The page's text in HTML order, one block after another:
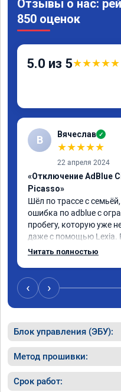
Отзывы о нас:
850 оценок
5.0 из 5★★★★★
В Вячеслав ✓
★★★★★
22 апреля 2024
«Отключение AdBlue
Picasso»
Шёл по трассе с
ошибка по adblue с
пробегу, которую уже
даже с помощью Lexia.
навстречу, оперативно
Читать полностью
‹ ›
Блок управления (ЭБУ):
Метод прошивки:
Срок работ: